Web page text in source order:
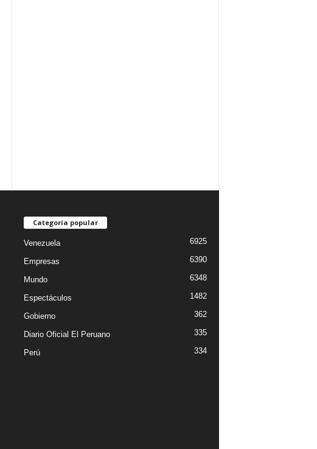
Categoría popular
Venezuela 6925
Empresas 6390
Mundo 6348
Espectáculos 1482
Gobierno 362
Diario Oficial El Peruano 335
Perú 334